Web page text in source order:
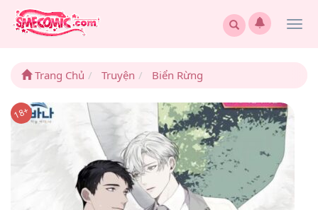
Trang Chủ Truyện Biển Rừng
18+